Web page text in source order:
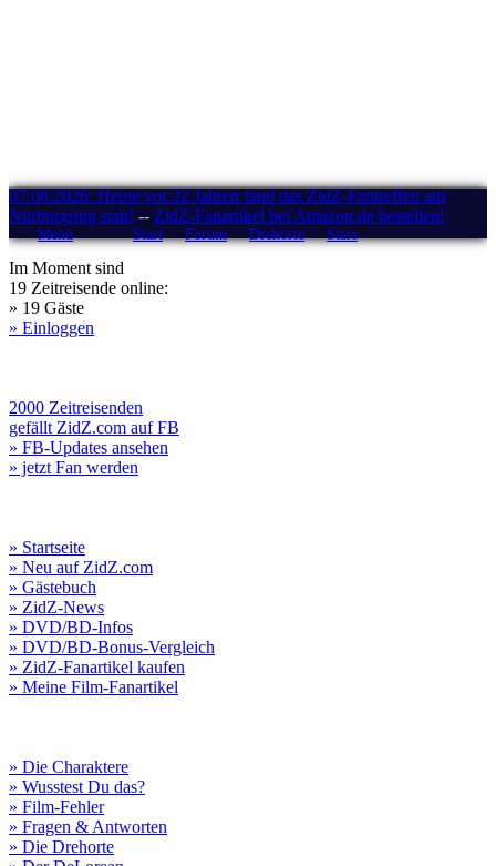
07.08.2026: Heute vor 22 Jahren fand das ZidZ-Fantreffen am
Nürburgring statt! -- ZidZ-Fanartikel bei Amazon.de bestellen!
Menü Start Forum Drehorte Stars
Im Moment sind
19 Zeitreisende online:
» 19 Gäste
» Einloggen
2000 Zeitreisenden
gefällt ZidZ.com auf FB
» FB-Updates ansehen
» jetzt Fan werden
» Startseite
» Neu auf ZidZ.com
» Gästebuch
» ZidZ-News
» DVD/BD-Infos
» DVD/BD-Bonus-Vergleich
» ZidZ-Fanartikel kaufen
» Meine Film-Fanartikel
» Die Charaktere
» Wusstest Du das?
» Film-Fehler
» Fragen & Antworten
» Die Drehorte